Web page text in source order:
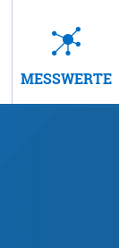
MESSWERTE